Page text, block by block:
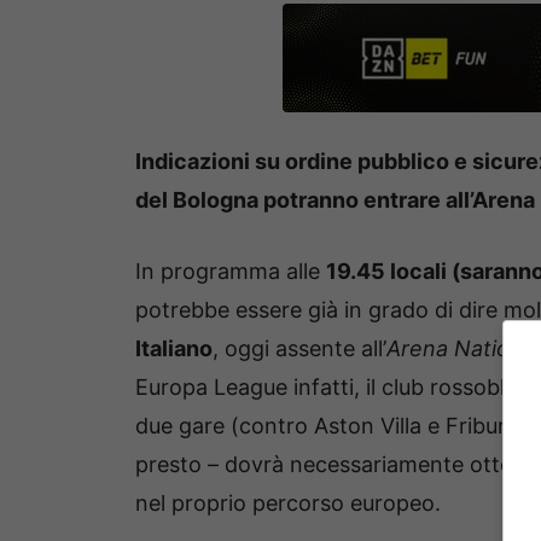
Indicazioni su ordine pubblico e
del Bologna potranno entrare
In programma alle 19.45 locali
potrebbe essere già in grado di dire
Italiano, oggi assente all’Arena Nationala
Europa League infatti, il club rossoblù
due gare (contro Aston Villa e
presto – dovrà necessariamente
nel proprio percorso europeo.